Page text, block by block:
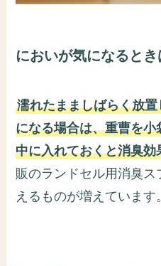
においが気になると
濡れたまましばらく放
になる場合は、重曹を
中に入れておくと消臭効
販のランドセル用消臭
えるものが増えています